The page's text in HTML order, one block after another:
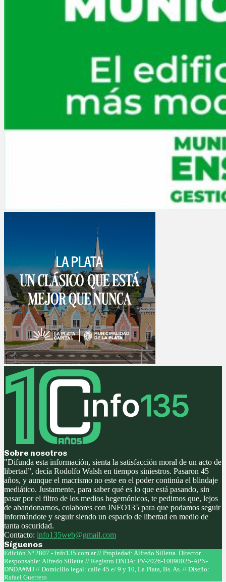
Sobre nosotros
"Difunda esta información, sienta la satisfacción moral de un acto de
libertad”, decía Rodolfo Walsh en tiempos siniestros. Pasaron 45
años, y aunque el macrismo no este en el poder continúa el blindaje
mediático. Justamente, para saber qué es lo que está pasando, sin
pasar por el filtro de los medios hegemónicos, te pedimos que, lejos
de abandonarnos, colabores con INFO135 para que podamos seguir
informándote y seguir siendo un espacio de libertad en medio de
tanta oscuridad.
Contacto: info135web@gmail.com
Síguenos
Facebook
Twitter
Instagram
Youtube
Edición Nº 2807 - info135.com.ar // Propiedad: Alfredo Silletta. Director
Responsable: Alfredo Silletta // Registro DNDA: PV-2026-10090025-APN-
DNDA#MJ // Domicilio legal: calle 45 e/ 9 y 10, La Plata, Bs. As. // Diseño:
Rafael Guerrero